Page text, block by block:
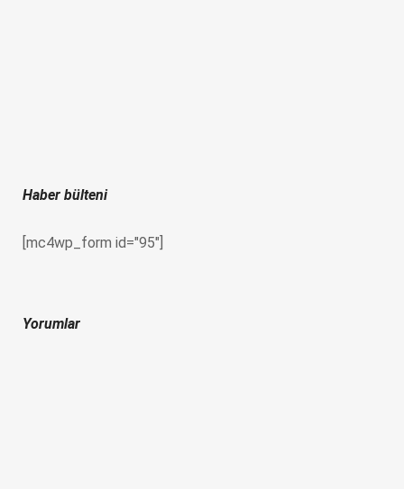
Haber bülteni
[mc4wp_form id="95"]
Yorumlar